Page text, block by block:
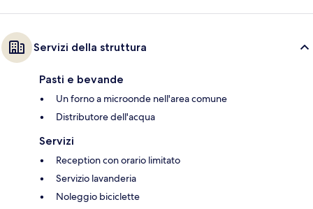
Servizi della struttura
Pasti e bevande
Un forno a microonde nell'area comune
Distributore dell'acqua
Servizi
Reception con orario limitato
Servizio lavanderia
Noleggio biciclette